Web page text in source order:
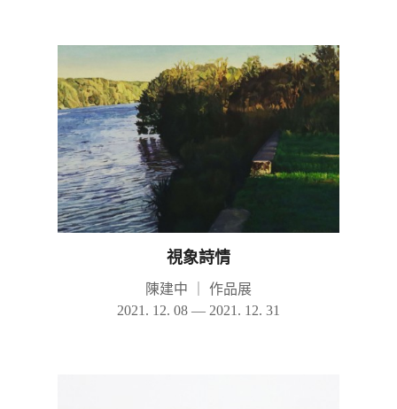
視象詩情
陳建中
作品展
2021. 12. 08 — 2021. 12. 31